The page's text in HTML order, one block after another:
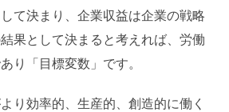
て決まり、企業収益は企業の戦略
果として決まると考えれば、労働
り「目標変数」です。
り効率的、生産的、創造的に働く